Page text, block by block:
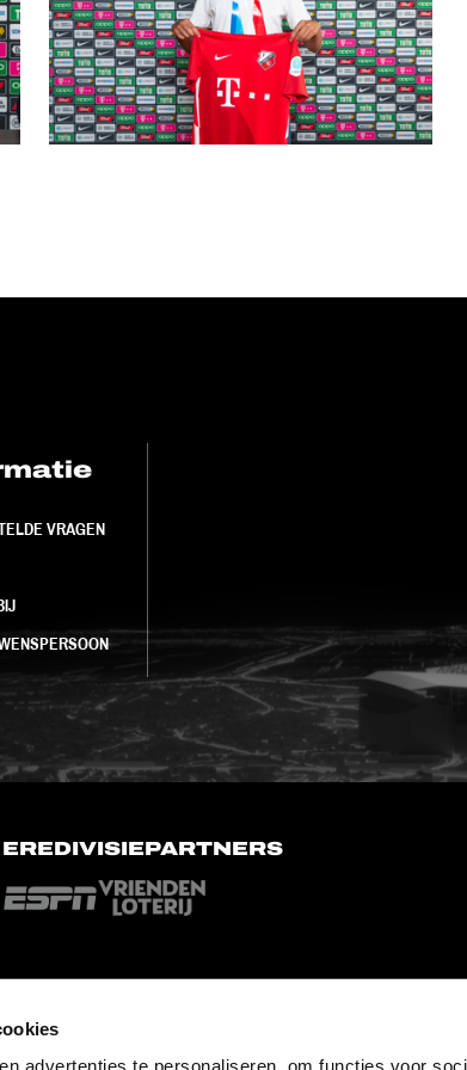
advertenties te personaliseren, om functies voor
VRAGEN
EREDIVISIEPARTNERS